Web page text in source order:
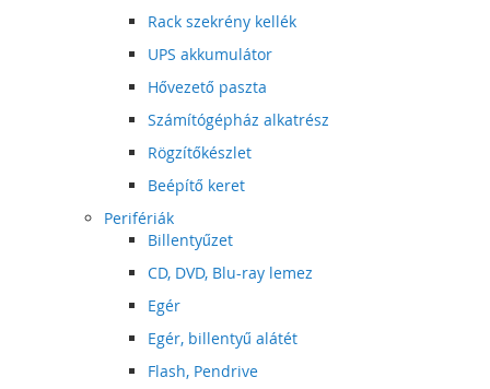
Rack szekrény kellék
UPS akkumulátor
Hővezető paszta
Számítógépház alkatrész
Rögzítőkészlet
Beépítő keret
Perifériák
Billentyűzet
CD, DVD, Blu-ray lemez
Egér
Egér, billentyű alátét
Flash, Pendrive